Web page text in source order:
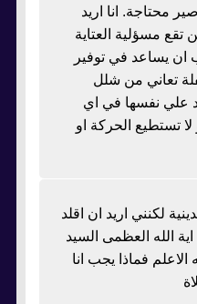
محتاجة. انا اريد
مسؤلية العتاية
ان يساعد في توفير
تعاني من شلل
علي نفسها في اي
تستطيع الحركة او
لكنني اريد ان اقلد
الله العظمى السيد
الاعلم فماذا يجب انا